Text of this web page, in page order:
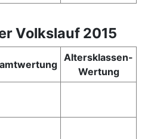
Volkslauf 2015
Altersklassen-
Wertung